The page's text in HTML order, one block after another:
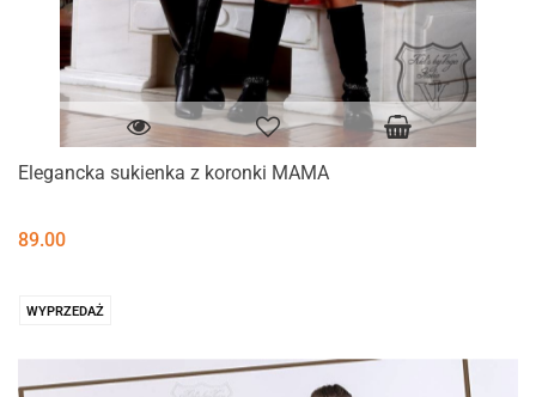
Elegancka sukienka z koronki MAMA
89.00
WYPRZEDAŻ